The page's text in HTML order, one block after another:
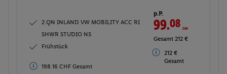
2 QN INLAND VW MOBILITY ACC RI
SHWR STUDIO NS
Frühstück
198.16 CHF Gesamt
p.P.
99.08CHF
Gesamt 212 €
212 €
Gesamt